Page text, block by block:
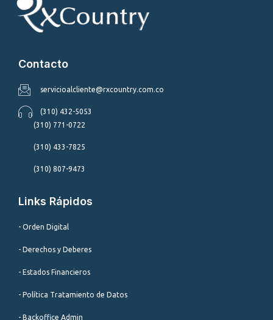
Contacto
servicioalcliente@rxcountry.com.co
(310) 432-5053
(310) 771-0722
(310) 433-7825
(310) 807-9473
Links Rápidos
- Orden Digital
- Derechos y Deberes
- Estados Financieros
- Política Tratamiento de Datos
- Backoffice Admin